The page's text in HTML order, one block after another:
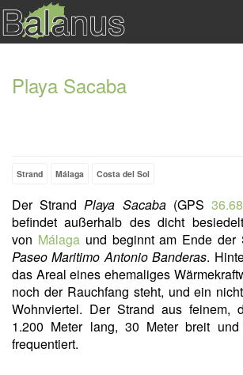
Playa Sacaba
Strand Málaga Costa del Sol
Der StrandPlaya Sacaba(GPS
befindet außerhalb des dicht
von Málagaund beginnt am Ende der
Paseo Maritimo Antonio Banderas.
das Areal eines ehemaliges
noch der Rauchfang steht, und ein
Wohnviertel. Der Strand aus feinem,
1.200 Meter lang, 30 Meter breit
frequentiert.